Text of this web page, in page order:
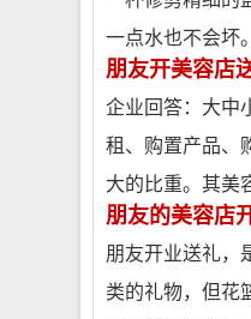
一点水也不会坏
朋友开美容店
企业回答：大中
租、购置产品、
大的比重。其美
朋友的美容店
朋友开业送礼，
类的礼物，但花